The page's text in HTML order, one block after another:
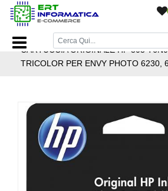
Home Page/Cartucce inkjet/
CARTUCCIA ORIGINALE HP 303
TRICOLOR PER ENVY PHOTO 6230,